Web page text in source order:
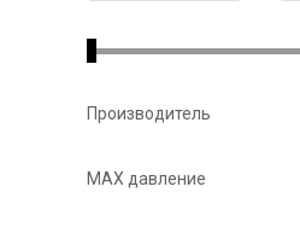
Производитель
МАХ давление